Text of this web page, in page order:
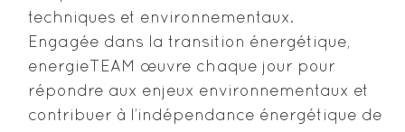
techniques et environnementaux.
Engagée dans la transition énergétique,
energieTEAM œuvre chaque jour pour
répondre aux enjeux environnementaux et
contribuer à l’indépendance énergétique de